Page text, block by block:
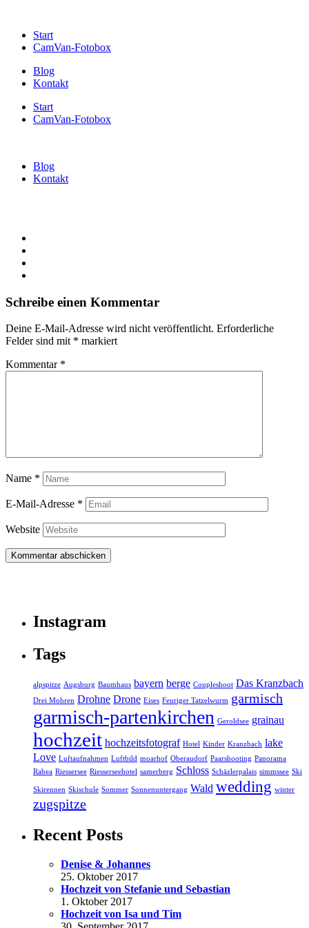
Start
CamVan-Fotobox
Blog
Kontakt
Start
CamVan-Fotobox
Blog
Kontakt
Schreibe einen Kommentar
Deine E-Mail-Adresse wird nicht veröffentlicht. Erforderliche
Felder sind mit * markiert
Kommentar *
Name *
E-Mail-Adresse *
Website
Instagram
Tags
alpspitze Augsburg Baumhaus bayern berge Coupleshoot Das Kranzbach
Drei Mohren Drohne Drone Eises Feuriger Tatzelwurm garmisch
garmisch-partenkirchen Geroldsee grainau
hochzeit hochzeitsfotograf Hotel Kinder Kranzbach lake
Love Luftaufnahmen Luftbild moarhof Oberaudorf Paarshooting Panorama
Rabea Riessersee Riesserseehotel samerberg Schloss Schäzlerpalais simmssee Ski
Skirennen Skischule Sommer Sonnenuntergang Wald wedding winter
zugspitze
Recent Posts
Denise & Johannes
25. Oktober 2017
Hochzeit von Stefanie und Sebastian
1. Oktober 2017
Hochzeit von Isa und Tim